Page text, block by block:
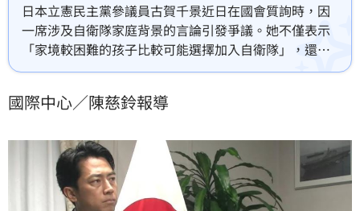
日本立憲民主黨參議員古賀千景近日在國會質詢時，因
一席涉及自衛隊家庭背景的言論引發爭議。她不僅表示
「家境較困難的孩子比較可能選擇加入自衛隊」，還質
疑日本防衛省製作的兒童版防衛白皮書，恐讓來自中
本防衛大臣小泉進次郎當場反駁，古賀千景最終也公開
國際中心／陳慈鈴報導